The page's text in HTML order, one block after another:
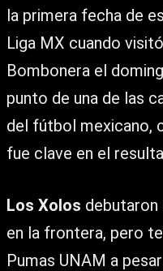
la primera fecha de
Liga MX cuando
Bombonera el
punto de una de las
del fútbol mexicano,
fue clave en el
Los Xolos
en la frontera, pero
Pumas UNAM a